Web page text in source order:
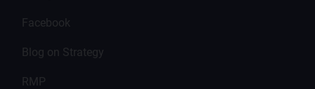
Facebook
Blog on Strategy
RMP